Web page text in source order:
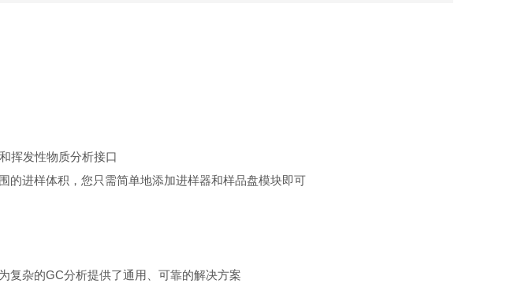
挥发性物质分析接口
进样体积，您只需简单地添加进样器和样品盘模块即可
复杂的GC分析提供了通用、可靠的解决方案